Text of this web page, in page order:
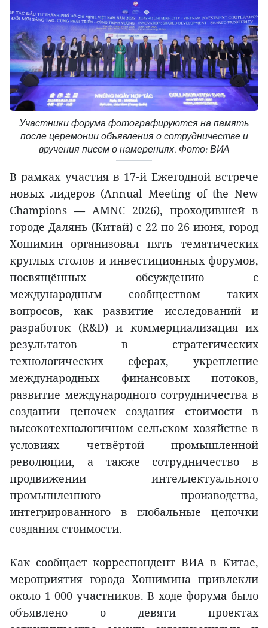
Участники форума фотографируются на память
после церемонии объявления о сотрудничестве и
вручения писем о намерениях. Фото: ВИА
В рамках участия в 17-й Ежегодной встрече
новых лидеров (Annual Meeting of the New
Champions — AMNC 2026), проходившей в
городе Далянь (Китай) с 22 по 26 июня, город
Хошимин организовал пять тематических
круглых столов и инвестиционных форумов,
посвящённых обсуждению с
международным сообществом таких
вопросов, как развитие исследований и
разработок (R&D) и коммерциализация их
результатов в стратегических
технологических сферах, укрепление
международных финансовых потоков,
развитие международного сотрудничества в
создании цепочек создания стоимости в
высокотехнологичном сельском хозяйстве в
условиях четвёртой промышленной
революции, а также сотрудничество в
продвижении интеллектуального
промышленного производства,
интегрированного в глобальные цепочки
создания стоимости.
Как сообщает корреспондент ВИА в Китае,
мероприятия города Хошимина привлекли
около 1 000 участников. В ходе форума было
объявлено о девяти проектах